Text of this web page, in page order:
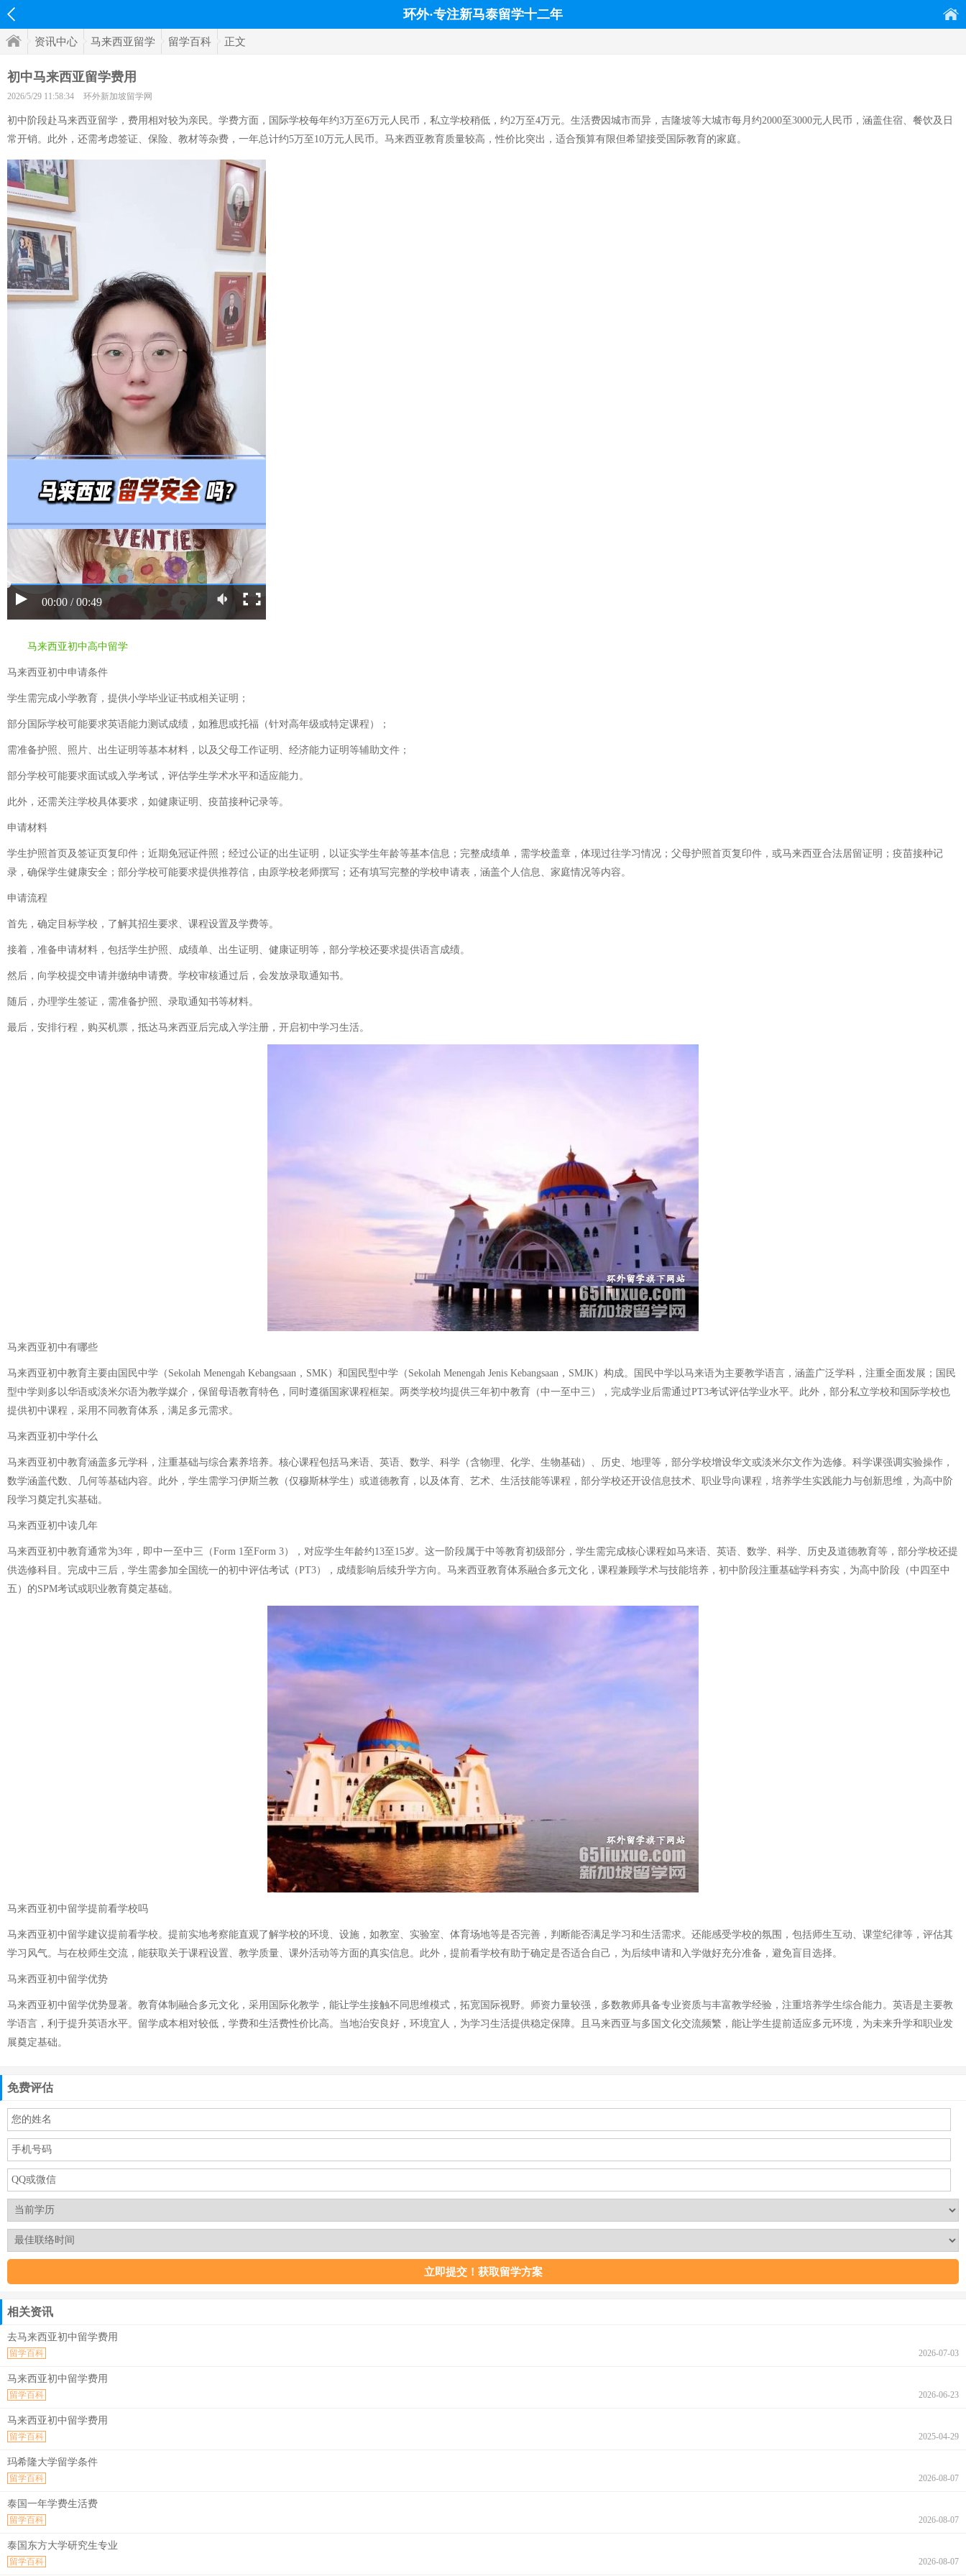
环外·专注新马泰留学十二年
资讯中心 马来西亚留学 留学百科 正文
初中马来西亚留学费用
2026/5/29 11:58:34 环外新加坡留学网
初中阶段赴马来西亚留学，费用相对较为亲民。学费方面，国际学校每年约3万至6万元人民币，私立学校稍低，约2万至4万元。生活费因城市而异，吉隆坡等大城市每月约2000至3000元人民币，涵盖住宿、餐饮及日
常开销。此外，还需考虑签证、保险、教材等杂费，一年总计约5万至10万元人民币。马来西亚教育质量较高，性价比突出，适合预算有限但希望接受国际教育的家庭。
00:00 / 00:49
马来西亚初中高中留学
马来西亚初中申请条件
学生需完成小学教育，提供小学毕业证书或相关证明；
部分国际学校可能要求英语能力测试成绩，如雅思或托福（针对高年级或特定课程）；
需准备护照、照片、出生证明等基本材料，以及父母工作证明、经济能力证明等辅助文件；
部分学校可能要求面试或入学考试，评估学生学术水平和适应能力。
此外，还需关注学校具体要求，如健康证明、疫苗接种记录等。
申请材料
学生护照首页及签证页复印件；近期免冠证件照；经过公证的出生证明，以证实学生年龄等基本信息；完整成绩单，需学校盖章，体现过往学习情况；父母护照首页复印件，或马来西亚合法居留证明；疫苗接种记
录，确保学生健康安全；部分学校可能要求提供推荐信，由原学校老师撰写；还有填写完整的学校申请表，涵盖个人信息、家庭情况等内容。
申请流程
首先，确定目标学校，了解其招生要求、课程设置及学费等。
接着，准备申请材料，包括学生护照、成绩单、出生证明、健康证明等，部分学校还要求提供语言成绩。
然后，向学校提交申请并缴纳申请费。学校审核通过后，会发放录取通知书。
随后，办理学生签证，需准备护照、录取通知书等材料。
最后，安排行程，购买机票，抵达马来西亚后完成入学注册，开启初中学习生活。
马来西亚初中有哪些
马来西亚初中教育主要由国民中学（Sekolah Menengah Kebangsaan，SMK）和国民型中学（Sekolah Menengah Jenis Kebangsaan，SMJK）构成。国民中学以马来语为主要教学语言，涵盖广泛学科，注重全面发展；国民
型中学则多以华语或淡米尔语为教学媒介，保留母语教育特色，同时遵循国家课程框架。两类学校均提供三年初中教育（中一至中三），完成学业后需通过PT3考试评估学业水平。此外，部分私立学校和国际学校也
提供初中课程，采用不同教育体系，满足多元需求。
马来西亚初中学什么
马来西亚初中教育涵盖多元学科，注重基础与综合素养培养。核心课程包括马来语、英语、数学、科学（含物理、化学、生物基础）、历史、地理等，部分学校增设华文或淡米尔文作为选修。科学课强调实验操作，
数学涵盖代数、几何等基础内容。此外，学生需学习伊斯兰教（仅穆斯林学生）或道德教育，以及体育、艺术、生活技能等课程，部分学校还开设信息技术、职业导向课程，培养学生实践能力与创新思维，为高中阶
段学习奠定扎实基础。
马来西亚初中读几年
马来西亚初中教育通常为3年，即中一至中三（Form 1至Form 3），对应学生年龄约13至15岁。这一阶段属于中等教育初级部分，学生需完成核心课程如马来语、英语、数学、科学、历史及道德教育等，部分学校还提
供选修科目。完成中三后，学生需参加全国统一的初中评估考试（PT3），成绩影响后续升学方向。马来西亚教育体系融合多元文化，课程兼顾学术与技能培养，初中阶段注重基础学科夯实，为高中阶段（中四至中
五）的SPM考试或职业教育奠定基础。
马来西亚初中留学提前看学校吗
马来西亚初中留学建议提前看学校。提前实地考察能直观了解学校的环境、设施，如教室、实验室、体育场地等是否完善，判断能否满足学习和生活需求。还能感受学校的氛围，包括师生互动、课堂纪律等，评估其
学习风气。与在校师生交流，能获取关于课程设置、教学质量、课外活动等方面的真实信息。此外，提前看学校有助于确定是否适合自己，为后续申请和入学做好充分准备，避免盲目选择。
马来西亚初中留学优势
马来西亚初中留学优势显著。教育体制融合多元文化，采用国际化教学，能让学生接触不同思维模式，拓宽国际视野。师资力量较强，多数教师具备专业资质与丰富教学经验，注重培养学生综合能力。英语是主要教
学语言，利于提升英语水平。留学成本相对较低，学费和生活费性价比高。当地治安良好，环境宜人，为学习生活提供稳定保障。且马来西亚与多国文化交流频繁，能让学生提前适应多元环境，为未来升学和职业发
展奠定基础。
免费评估
相关资讯
去马来西亚初中留学费用
2026-07-03
留学百科
马来西亚初中留学费用
2026-06-23
留学百科
马来西亚初中留学费用
2025-04-29
留学百科
玛希隆大学留学条件
2026-08-07
留学百科
泰国一年学费生活费
2026-08-07
留学百科
泰国东方大学研究生专业
2026-08-07
留学百科